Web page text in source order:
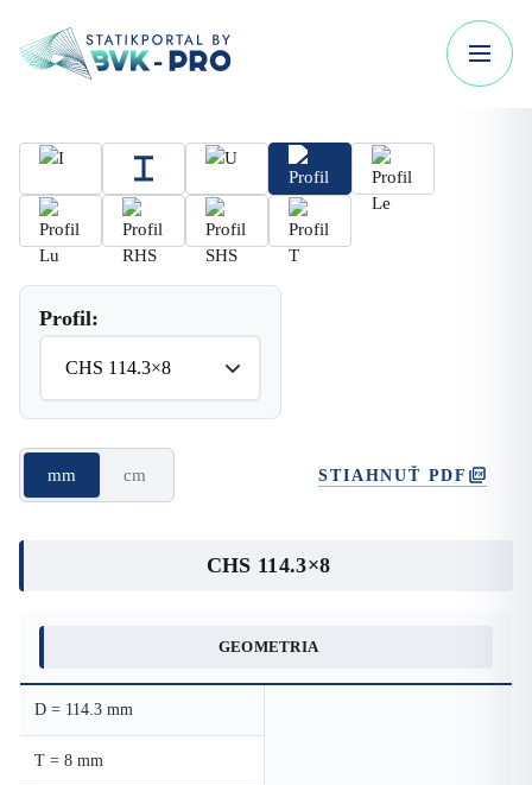
Profil:
mm cm STIAHNUŤ PDF
CHS 114.3×8
GEOMETRIA
D = 114.3 mm
T = 8 mm